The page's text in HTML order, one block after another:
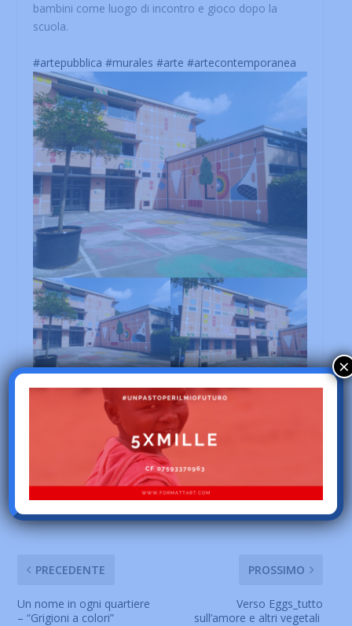
bambini come luogo di incontro e gioco dopo la
scuola.
#artepubblica #murales #arte #artecontemporanea
CONDIVIDERE:
PRECEDENTE
Un nome in ogni quartiere
– “Grigioni a colori”
PROSSIMO
Verso Eggs_tutto
sull’amore e altri vegetali
×